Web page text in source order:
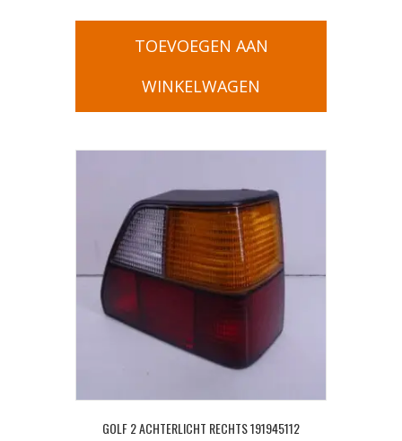
TOEVOEGEN AAN
WINKELWAGEN
GOLF 2 ACHTERLICHT RECHTS 191945112